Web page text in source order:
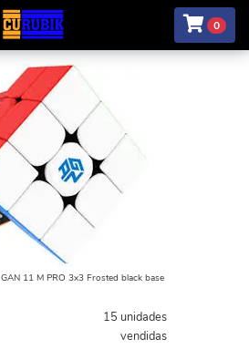
0
GAN 11 M PRO 3x3 Frosted black base
15 unidades
vendidas